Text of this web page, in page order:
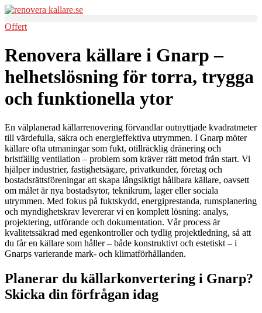
Skip
content
Offert
Renovera källare i Gnarp –
helhetslösning för torra, trygga
och funktionella ytor
En välplanerad källarrenovering förvandlar outnyttjade kvadratmeter
till värdefulla, säkra och energieffektiva utrymmen. I Gnarp möter
källare ofta utmaningar som fukt, otillräcklig dränering och
bristfällig ventilation – problem som kräver rätt metod från start. Vi
hjälper industrier, fastighetsägare, privatkunder, företag och
bostadsrättsföreningar att skapa långsiktigt hållbara källare, oavsett
om målet är nya bostadsytor, teknikrum, lager eller sociala
utrymmen. Med fokus på fuktskydd, energiprestanda, rumsplanering
och myndighetskrav levererar vi en komplett lösning: analys,
projektering, utförande och dokumentation. Vår process är
kvalitetssäkrad med egenkontroller och tydlig projektledning, så att
du får en källare som håller – både konstruktivt och estetiskt – i
Gnarps varierande mark- och klimatförhållanden.
Planerar du källarkonvertering i Gnarp?
Skicka din förfrågan idag